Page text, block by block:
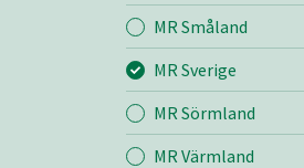
Entreprenad
Bemanning
MR Småland
MR Sverige
MR Sörmland
MR Värmland